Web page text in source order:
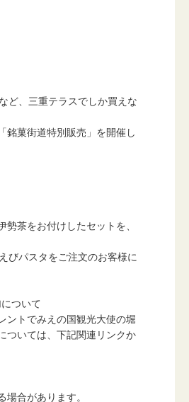
ど、三重テラスでしか買えな
菓街道特別販売」を開催し
茶をお付けしたセットを、
パスタをご注文のお客様に
ついて
ントでみえの国観光大使の堀
ついては、下記関連リンクか
合があります。